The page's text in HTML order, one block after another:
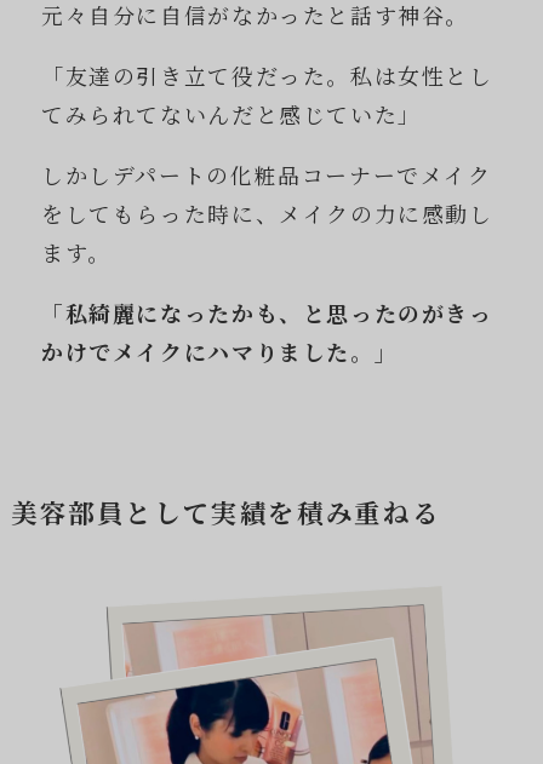
元々自分に自信がなかったと話す神谷。
「友達の引き立て役だった。私は女性とし
てみられてないんだと感じていた」
しかしデパートの化粧品コーナーでメイク
をしてもらった時に、メイクの力に感動し
ます。
「私綺麗になったかも、と思ったのがきっ
かけでメイクにハマりました。」
美容部員として実績を積み重ねる